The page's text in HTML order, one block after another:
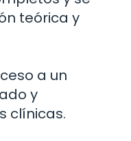
teórica y
a un
y
clínicas.